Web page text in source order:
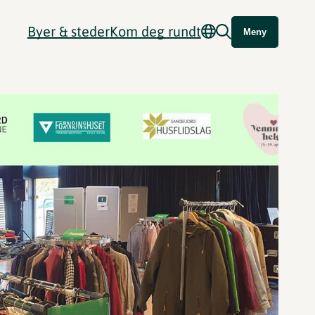
Byer & stederKom deg rundt Meny